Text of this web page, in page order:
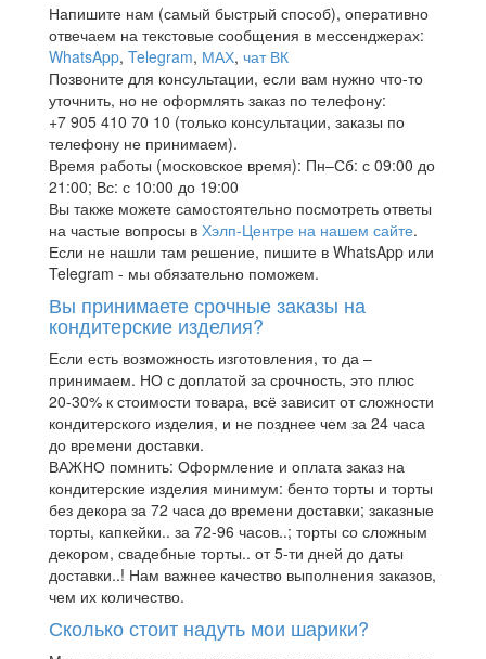
Напишите нам (самый быстрый способ), оперативно
отвечаем на текстовые сообщения в мессенджерах:
WhatsApp, Telegram, МАХ, чат ВК
Позвоните для консультации, если вам нужно что-то
уточнить, но не оформлять заказ по телефону:
+7 905 410 70 10 (только консультации, заказы по
телефону не принимаем).
Время работы (московское время): Пн–Сб: с 09:00 до
21:00; Вс: с 10:00 до 19:00
Вы также можете самостоятельно посмотреть ответы
на частые вопросы в Хэлп-Центре на нашем сайте.
Если не нашли там решение, пишите в WhatsApp или
Telegram - мы обязательно поможем.
Вы принимаете срочные заказы на
кондитерские изделия?
Если есть возможность изготовления, то да –
принимаем. НО с доплатой за срочность, это плюс
20-30% к стоимости товара, всё зависит от сложности
кондитерского изделия, и не позднее чем за 24 часа
до времени доставки.
ВАЖНО помнить: Оформление и оплата заказ на
кондитерские изделия минимум: бенто торты и торты
без декора за 72 часа до времени доставки; заказные
торты, капкейки.. за 72-96 часов..; торты со сложным
декором, свадебные торты.. от 5-ти дней до даты
доставки..! Нам важнее качество выполнения заказов,
чем их количество.
Сколько стоит надуть мои шарики?